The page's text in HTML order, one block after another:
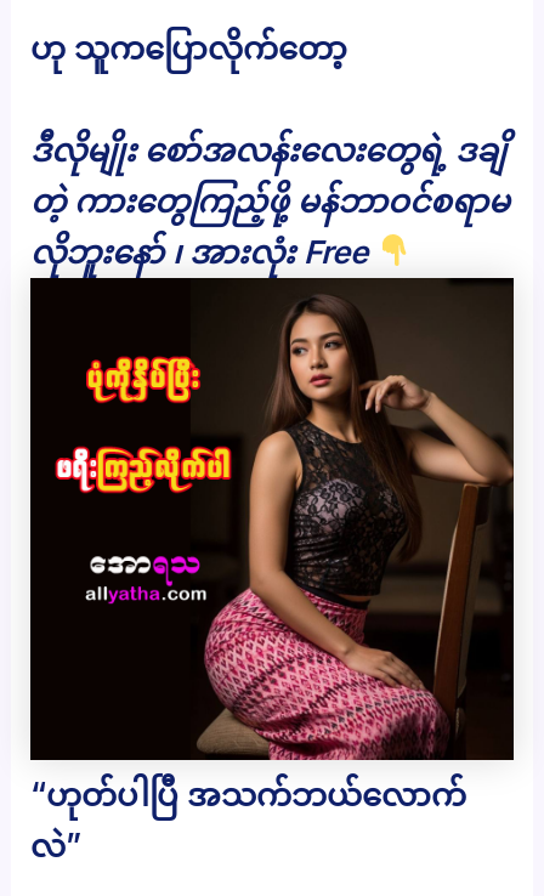
ဟု သူကပြောလိုက်တော့
ဒီလိုမျိုး စော်အလန်းလေးတွေရဲ့ ဒချိ
တဲ့ ကားတွေကြည့်ဖို့ မန်ဘာဝင်စရာမ
လိုဘူးနော် ၊ အားလုံး Free
“ဟုတ်ပါပြီ အသက်ဘယ်လောက်
လဲ”